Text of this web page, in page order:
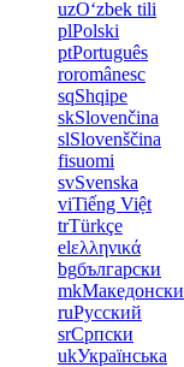
uzOʻzbek tili
plPolski
ptPortuguês
roromânesc
sqShqipe
skSlovenčina
slSlovenščina
fisuomi
svSvenska
viTiếng Việt
trTürkçe
elελληνικά
bgбългарски
mkМакедонски
ruРусский
srСрпски
ukУкраїнська